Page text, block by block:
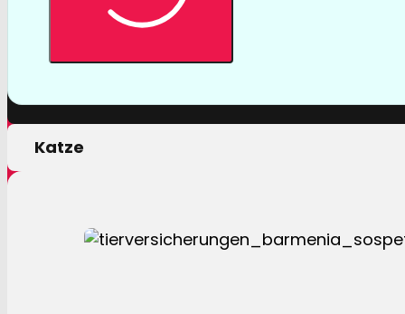
nur von erstklassigen Leistungen, sondern auch
Hund
Katze